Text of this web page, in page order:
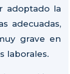
adoptado la
adecuadas,
grave en
laborales.